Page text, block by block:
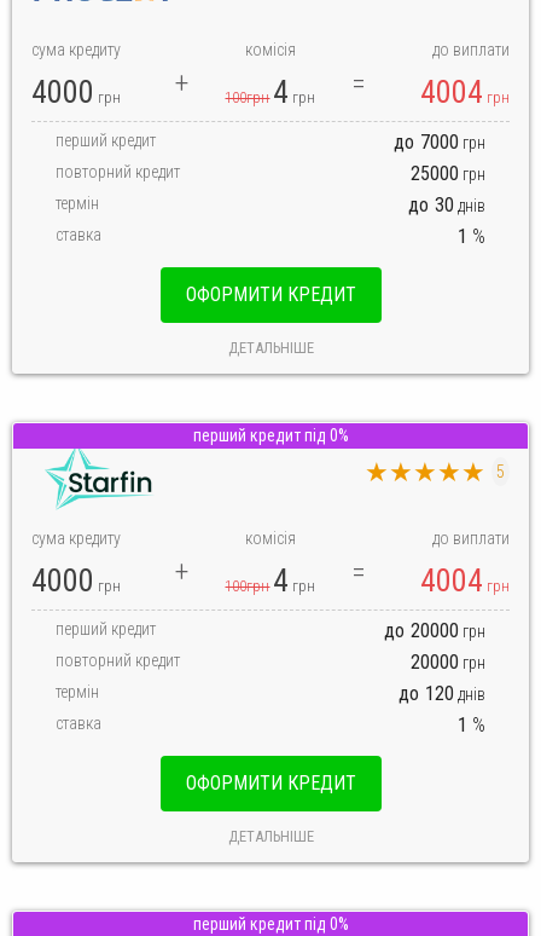
до виплати
4004 грн
сума кредиту
4000 грн
комісія
100грн 4 грн
перший кредит до 7000 грн
повторний кредит
25000 грн
термін
до 30 днів
ставка
1 %
ОФОРМИТИ КРЕДИТ
ДЕТАЛЬНІШЕ
★★★★★ 5
до виплати
4004 грн
сума кредиту
4000 грн
комісія
100грн 4 грн
перший кредит до 20000 грн
повторний кредит
20000 грн
термін
до 120 днів
ставка
1 %
перший кредит під 0%
ОФОРМИТИ КРЕДИТ
ДЕТАЛЬНІШЕ
перший кредит під 0%